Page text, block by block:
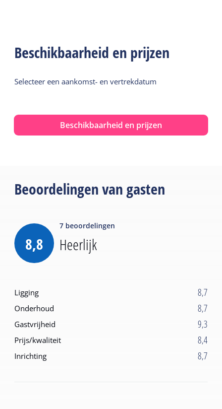
Beschikbaarheid en prijzen
Selecteer een aankomst- en vertrekdatum
Beschikbaarheid en prijzen
Beoordelingen van gasten
8,8
7 beoordelingen
Heerlijk
Ligging 8,7
Onderhoud 8,7
Gastvrijheid 9,3
Prijs/kwaliteit 8,4
Inrichting 8,7